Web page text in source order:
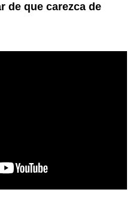
de que carezca de